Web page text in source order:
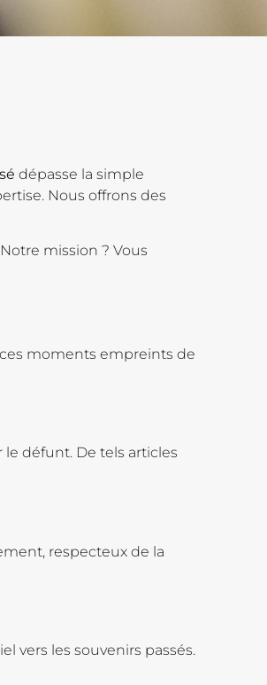
dépasse la simple
Nous offrons des
mission ? Vous
moments empreints de
le défunt. De tels articles
respecteux de la
vers les souvenirs passés.